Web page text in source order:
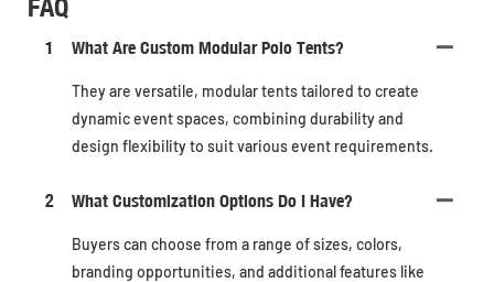
1 What Are Custom Modular Polo Tents?
They are versatile, modular tents tailored to create
dynamic event spaces, combining durability and
design flexibility to suit various event requirements.
2 What Customization Options Do I Have?
Buyers can choose from a range of sizes, colors,
branding opportunities, and additional features like